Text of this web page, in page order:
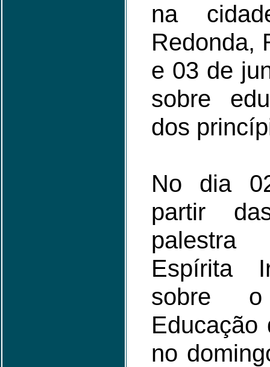
na
Redonda,
e 03 de
sobre
dos
No dia
partir
Espírita
sobre
Educação
no